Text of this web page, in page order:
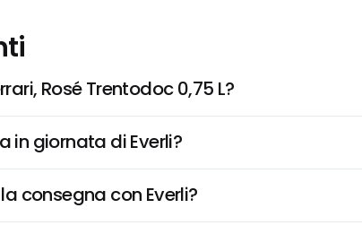
Rosé Trentodoc 0,75 L?
in giornata di Everli?
consegna con Everli?